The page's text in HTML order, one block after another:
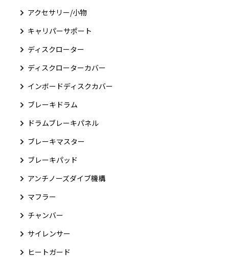
アクセサリー/小物
キャリパーサポート
ディスクローター
ディスクローターカバー
インボードディスクカバー
ブレーキドラム
ドラムブレーキパネル
ブレーキマスター
ブレーキパッド
アンチノーズダイブ機構
マフラー
チャンバー
サイレンサー
ヒートガード